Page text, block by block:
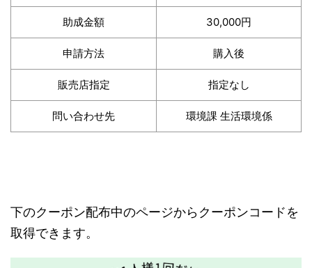
助成金額 30,000円
申請方法 購入後
販売店指定 指定なし
問い合わせ先 環境課 生活環境係
下のクーポン配布中のページからクーポンコードを
取得できます。